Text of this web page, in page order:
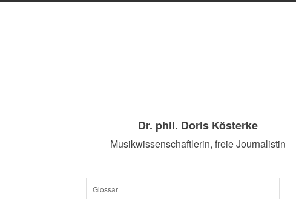
Dr. phil. Doris Kösterke
Musikwissenschaftlerin, freie Journalistin
SKIP
Glossar